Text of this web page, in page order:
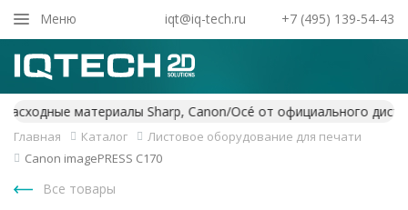
Меню
iqt@iq-tech.ru
+7 (495) 139-54-43
Главная Каталог
Листовое оборудование для печати
Canon imagePRESS C170
Все товары